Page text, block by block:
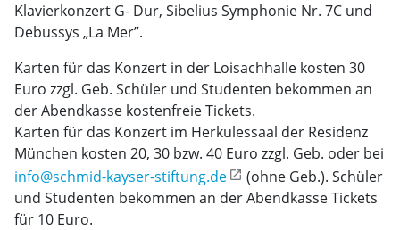
Klavierkonzert G- Dur, Sibelius Symphonie Nr. 7C und
Debussys „La Mer”.
Karten für das Konzert in der Loisachhalle kosten 30
Euro zzgl. Geb. Schüler und Studenten bekommen an
der Abendkasse kostenfreie Tickets.
Karten für das Konzert im Herkulessaal der Residenz
München kosten 20, 30 bzw. 40 Euro zzgl. Geb. oder bei
info@schmid-kayser-stiftung.de
(ohne Geb.). Schüler
und Studenten bekommen an der Abendkasse Tickets
für 10 Euro.